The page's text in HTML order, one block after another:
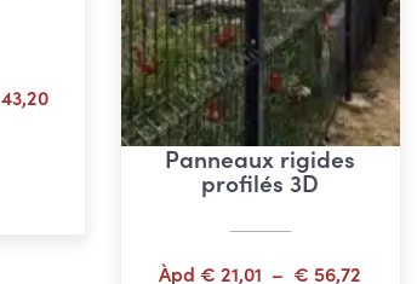
43,20Plage
Panneaux rigides
profilés 3D
Àpd€ 21,01 – € 56,72